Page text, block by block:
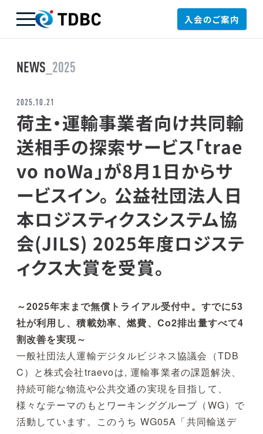
TDBC 入会のご案内
NEWS _2025
2025.10.21
荷主・運輸事業者向け共同輸
送相手の探索サービス「trae
vo noWa」が8月1日からサ
ービスイン。 公益社団法人日
本ロジスティクスシステム協
会(JILS) 2025年度ロジステ
ィクス大賞を受賞。
～2025年末まで無償トライアル受付中。すでに53
社が利用し、積載効率、燃費、Co2排出量すべて4
割改善を実現～
一般社団法人運輸デジタルビジネス協議会（TDB
C）と株式会社traevoは, 運輸事業者の課題解決、
持続可能な物流や公共交通の実現を目指して、
様々なテーマのもとワーキンググループ（WG）で
活動しています。このうち WG05A「共同輸送デ